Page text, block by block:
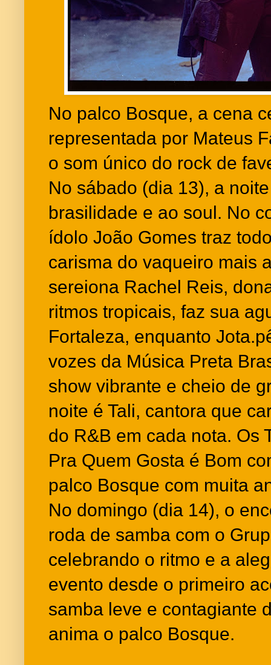
No palco Bosque, a cena
representada por Mateus
o som único do rock de
No sábado (dia 13), a
brasilidade e ao soul. No
ídolo João Gomes traz
carisma do vaqueiro mais
sereiona Rachel Reis,
ritmos tropicais, faz sua
Fortaleza, enquanto
vozes da Música Preta
show vibrante e cheio de
noite é Tali, cantora que
do R&B em cada nota. Os
Pra Quem Gosta é Bom
palco Bosque com muita
No domingo (dia 14), o
roda de samba com o
celebrando o ritmo e a
evento desde o primeiro
samba leve e contagiante
anima o palco Bosque.